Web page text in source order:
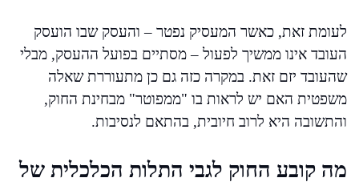
לעומת זאת, כאשר המעסיק נפטר – והעסק שבו הועסק
העובד אינו ממשיך לפעול – מסתיים בפועל ההעסק, מבלי
שהעובד יזם זאת. במקרה כזה גם כן מתעוררת שאלה
משפטית האם יש לראות בו "ממפוטר" מבחינת החוק,
והתשובה היא לרוב חיובית, בהתאם לנסיבות.
מה קובע החוק לגבי התלות הכלכלית של